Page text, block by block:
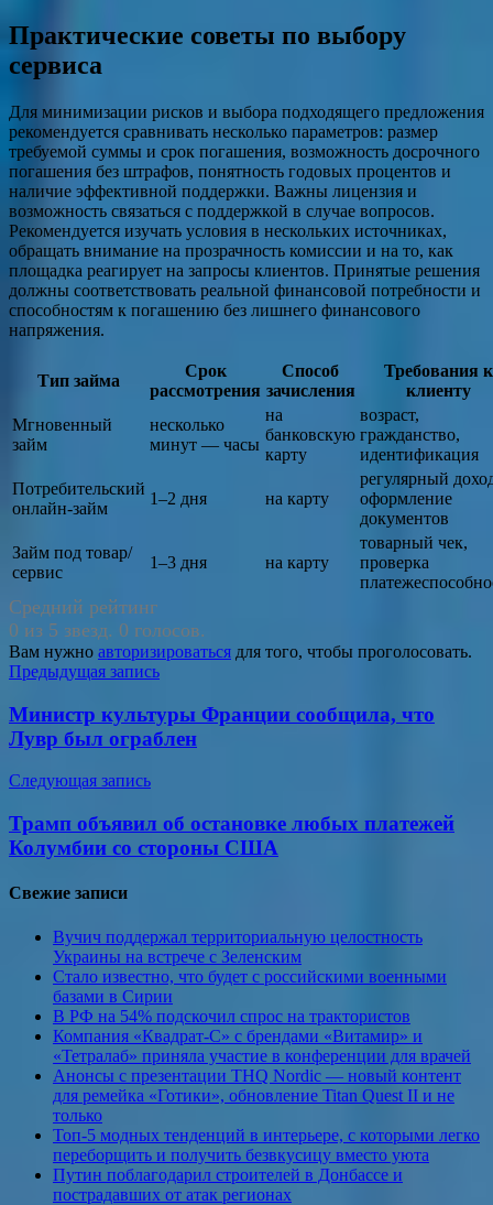
Практические советы по выбору
сервиса
Для минимизации рисков и выбора подходящего предложения
рекомендуется сравнивать несколько параметров: размер
требуемой суммы и срок погашения, возможность досрочного
погашения без штрафов, понятность годовых процентов и
наличие эффективной поддержки. Важны лицензия и
возможность связаться с поддержкой в случае вопросов.
Рекомендуется изучать условия в нескольких источниках,
обращать внимание на прозрачность комиссии и на то, как
площадка реагирует на запросы клиентов. Принятые решения
должны соответствовать реальной финансовой потребности и
способностям к погашению без лишнего финансового
напряжения.
Тип займа
Срок
рассмотрения
Способ
зачисления
Требования к
клиенту
Мгновенный
займ
несколько
минут — часы
на
банковскую
карту
возраст,
гражданство,
идентификация
Потребительский
онлайн‑займ
1–2 дня на карту
регулярный
оформление
документов
Займ под товар/
сервис
1–3 дня на карту
товарный чек,
проверка
Средний рейтинг
0 из 5 звезд. 0 голосов.
Вам нужно авторизироваться для того, чтобы проголосовать.
Навигация
по
записям
Предыдущая запись
Министр культуры Франции сообщила, что
Лувр был ограблен
Следующая запись
Трамп объявил об остановке любых платежей
Колумбии со стороны США
Свежие записи
Вучич поддержал территориальную целостность
Украины на встрече с Зеленским
Стало известно, что будет с российскими военными
базами в Сирии
В РФ на 54% подскочил спрос на трактористов
Компания «Квадрат-С» с брендами «Витамир» и
«Тетралаб» приняла участие в конференции для врачей
Анонсы с презентации THQ Nordic — новый контент
для ремейка «Готики», обновление Titan Quest II и не
только
Топ-5 модных тенденций в интерьере, с которыми легко
переборщить и получить безвкусицу вместо уюта
Путин поблагодарил строителей в Донбассе и
пострадавших от атак регионах